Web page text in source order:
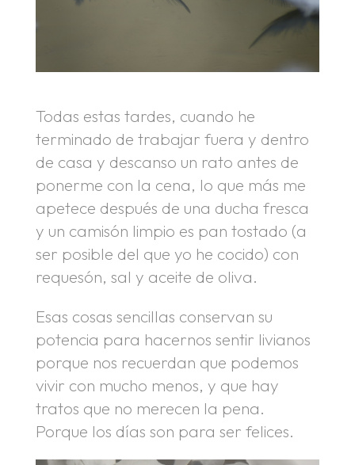
Todas estas tardes, cuando he
terminado de trabajar fuera y dentro
de casa y descanso un rato antes de
ponerme con la cena, lo que más me
apetece después de una ducha fresca
y un camisón limpio es pan tostado (a
ser posible del que yo he cocido) con
requesón, sal y aceite de oliva.
Esas cosas sencillas conservan su
potencia para hacernos sentir livianos
porque nos recuerdan que podemos
vivir con mucho menos, y que hay
tratos que no merecen la pena.
Porque los días son para ser felices.